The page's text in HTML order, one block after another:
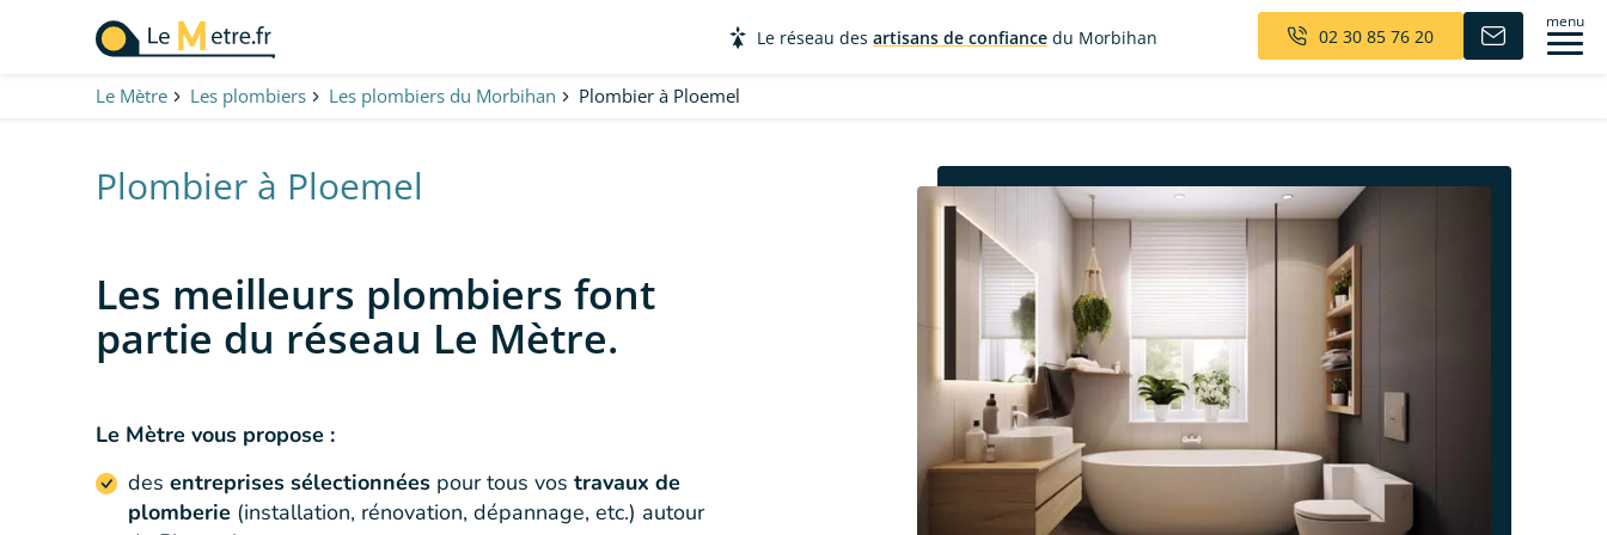
menu
Le réseau des artisans de confiance du Morbihan 02 30 85 76 20
Le Mètre Les plombiers Les plombiers du Morbihan Plombier à Ploemel
Plombier à Ploemel
Les meilleurs plombiers font
partie du réseau Le Mètre.
Le Mètre vous propose :
des entreprises sélectionnées pour tous vos travaux de
plomberie (installation, rénovation, dépannage, etc.) autour